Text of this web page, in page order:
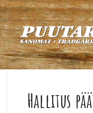
Siirry
sisältöön
Hallitus